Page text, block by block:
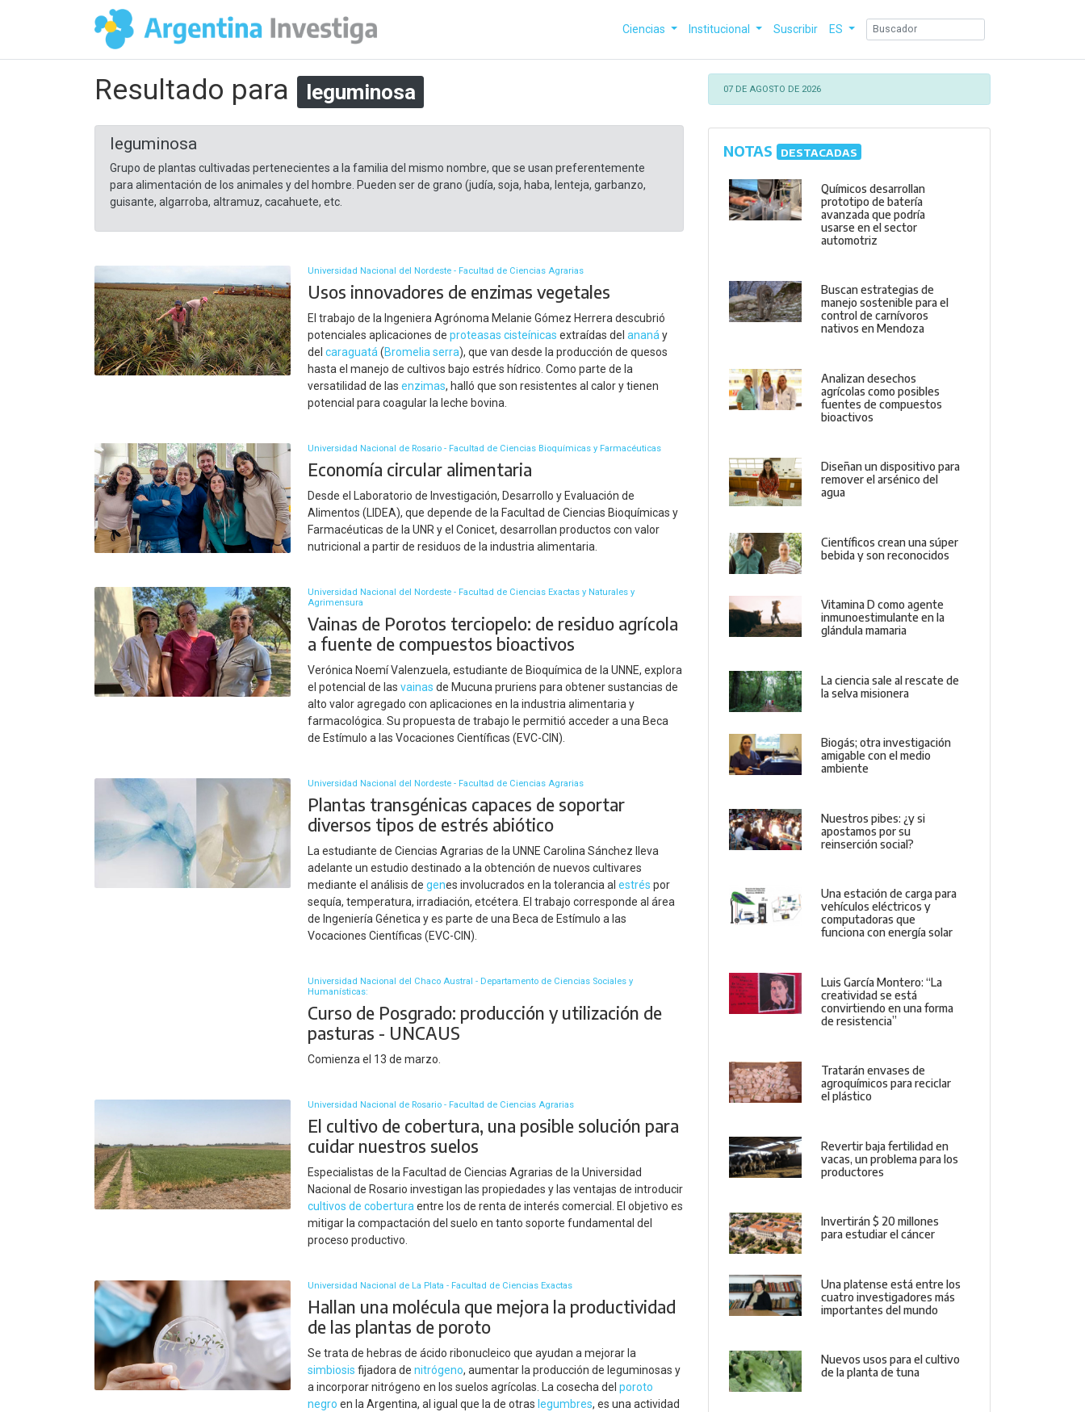
Ciencias Institucional Suscribir ES
Resultado para leguminosa
leguminosa
Grupo de plantas cultivadas pertenecientes a la familia del mismo nombre, que se usan preferentemente
para alimentación de los animales y del hombre. Pueden ser de grano (judía, soja, haba, lenteja, garbanzo,
guisante, algarroba, altramuz, cacahuete, etc.
Universidad Nacional del Nordeste - Facultad de Ciencias Agrarias
Usos innovadores de enzimas vegetales
El trabajo de la Ingeniera Agrónoma Melanie Gómez Herrera descubrió
potenciales aplicaciones deproteasas cisteínicas extraídas delananá y
delcaraguatá (Bromelia serra), que van desde la producción de quesos
hasta el manejo de cultivos bajo estrés hídrico. Como parte de la
versatilidad de lasenzimas, halló que son resistentes al calor y tienen
potencial para coagular la leche bovina.
Universidad Nacional de Rosario - Facultad de Ciencias Bioquímicas y Farmacéuticas
Economía circular alimentaria
Desde el Laboratorio de Investigación, Desarrollo y Evaluación de
Alimentos (LIDEA), que depende de la Facultad de Ciencias Bioquímicas y
Farmacéuticas de la UNR y el Conicet, desarrollan productos con valor
nutricional a partir de residuos de la industria alimentaria.
Universidad Nacional del Nordeste - Facultad de Ciencias Exactas y Naturales y
Agrimensura
Vainas de Porotos terciopelo: de residuo agrícola
a fuente de compuestos bioactivos
Verónica Noemí Valenzuela, estudiante de Bioquímica de la UNNE, explora
el potencial de lasvainas de Mucuna pruriens para obtener sustancias de
alto valor agregado con aplicaciones en la industria alimentaria y
farmacológica. Su propuesta de trabajo le permitió acceder a una Beca
de Estímulo a las Vocaciones Científicas (EVC-CIN).
Universidad Nacional del Nordeste - Facultad de Ciencias Agrarias
Plantas transgénicas capaces de soportar
diversos tipos de estrés abiótico
La estudiante de Ciencias Agrarias de la UNNE Carolina Sánchez lleva
adelante un estudio destinado a la obtención de nuevos cultivares
mediante el análisis degenes involucrados en la tolerancia alestrés por
sequía, temperatura, irradiación, etcétera. El trabajo corresponde al área
de Ingeniería Génetica y es parte de una Beca de Estímulo a las
Vocaciones Científicas (EVC-CIN).
Universidad Nacional del Chaco Austral - Departamento de Ciencias Sociales y
Humanísticas:
Curso de Posgrado: producción y utilización de
pasturas - UNCAUS
Comienza el 13 de marzo.
Universidad Nacional de Rosario - Facultad de Ciencias Agrarias
El cultivo de cobertura, una posible solución para
cuidar nuestros suelos
Especialistas de la Facultad de Ciencias Agrarias de la Universidad
Nacional de Rosario investigan las propiedades y las ventajas de introducir
cultivos de cobertura entre los de renta de interés comercial. El objetivo es
mitigar la compactación del suelo en tanto soporte fundamental del
proceso productivo.
Universidad Nacional de La Plata - Facultad de Ciencias Exactas
Hallan una molécula que mejora la productividad
de las plantas de poroto
Se trata de hebras de ácido ribonucleico que ayudan a mejorar la
simbiosis fijadora denitrógeno, aumentar la producción de leguminosas y
a incorporar nitrógeno en los suelos agrícolas. La cosecha delporoto
negro en la Argentina, al igual que la de otras legumbres, es una actividad
07 DE AGOSTO DE 2026
NOTAS DESTACADAS
Químicos desarrollan
prototipo de batería
avanzada que podría
usarse en el sector
automotriz
Buscan estrategias de
manejo sostenible para el
control de carnívoros
nativos en Mendoza
Analizan desechos
agrícolas como posibles
fuentes de compuestos
bioactivos
Diseñan un dispositivo para
remover el arsénico del
agua
Científicos crean una súper
bebida y son reconocidos
Vitamina D como agente
inmunoestimulante en la
glándula mamaria
La ciencia sale al rescate de
la selva misionera
Biogás; otra investigación
amigable con el medio
ambiente
Nuestros pibes: ¿y si
apostamos por su
reinserción social?
Una estación de carga para
vehículos eléctricos y
computadoras que
funciona con energía solar
Luis García Montero: “La
creatividad se está
convirtiendo en una forma
de resistencia”
Tratarán envases de
agroquímicos para reciclar
el plástico
Revertir baja fertilidad en
vacas, un problema para los
productores
Invertirán $ 20 millones
para estudiar el cáncer
Una platense está entre los
cuatro investigadores más
importantes del mundo
Nuevos usos para el cultivo
de la planta de tuna